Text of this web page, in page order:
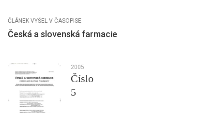
ČLÁNEK VYŠEL V ČASOPISE
Česká a slovenská farmacie
2005
Číslo
5